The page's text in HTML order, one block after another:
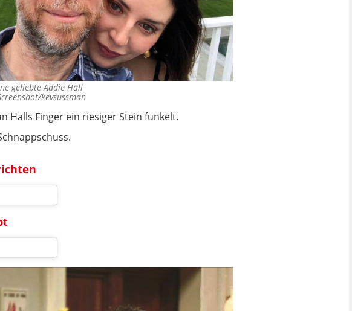
geliebte Addie Hall
kevsussman
Halls Finger ein riesiger Stein funkelt.